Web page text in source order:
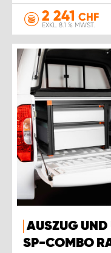
2 241 CHF
EXKL. 8.1 % MWST.
AUSZUG UND
SP-COMBO